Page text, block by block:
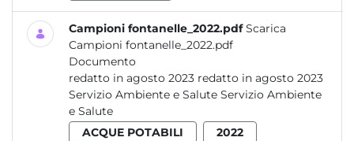
Campioni fontanelle_2022.pdf Scarica
Campioni fontanelle_2022.pdf
Documento
redatto in agosto 2023 redatto in agosto 2023
Servizio Ambiente e Salute Servizio Ambiente
e Salute
ACQUE POTABILI
2022